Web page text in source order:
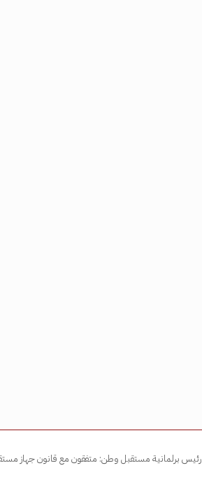
رئيس برلمانية مستقبل وطن: متفقون مع قانون جهاز